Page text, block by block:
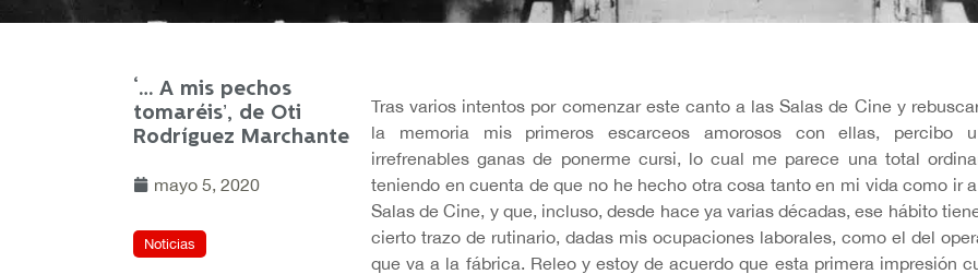
‘… A mis pechos
tomaréis’, de Oti
Rodríguez Marchante
mayo 5, 2020
Noticias
Tras varios intentos por comenzar este canto a las Salas de Cine y
la memoria mis primeros escarceos amorosos con ellas, percibo
irrefrenables ganas de ponerme cursi, lo cual me parece una total
teniendo en cuenta de que no he hecho otra cosa tanto en mi vida como ir
Salas de Cine, y que, incluso, desde hace ya varias décadas, ese hábito
cierto trazo de rutinario, dadas mis ocupaciones laborales, como el del
que va a la fábrica. Releo y estoy de acuerdo que esta primera impresión